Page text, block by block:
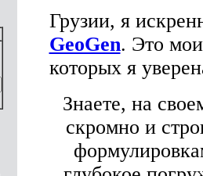
Грузии, я
GeoGen. Это
которых я
Знаете, на
скромно и